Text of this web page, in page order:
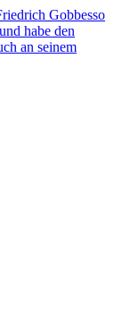
Gobbesso
habe den
an seinem